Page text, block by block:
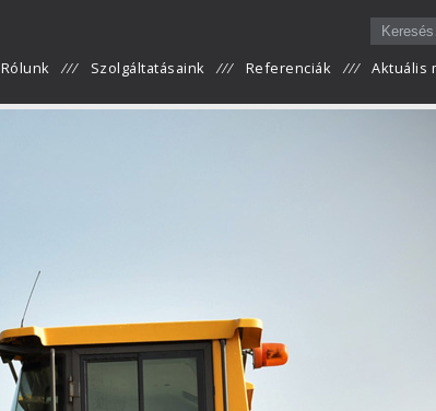
Rólunk Szolgáltatásaink Referenciák Aktuális